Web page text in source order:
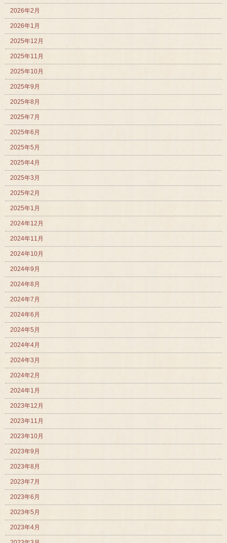
2026年2月
2026年1月
2025年12月
2025年11月
2025年10月
2025年9月
2025年8月
2025年7月
2025年6月
2025年5月
2025年4月
2025年3月
2025年2月
2025年1月
2024年12月
2024年11月
2024年10月
2024年9月
2024年8月
2024年7月
2024年6月
2024年5月
2024年4月
2024年3月
2024年2月
2024年1月
2023年12月
2023年11月
2023年10月
2023年9月
2023年8月
2023年7月
2023年6月
2023年5月
2023年4月